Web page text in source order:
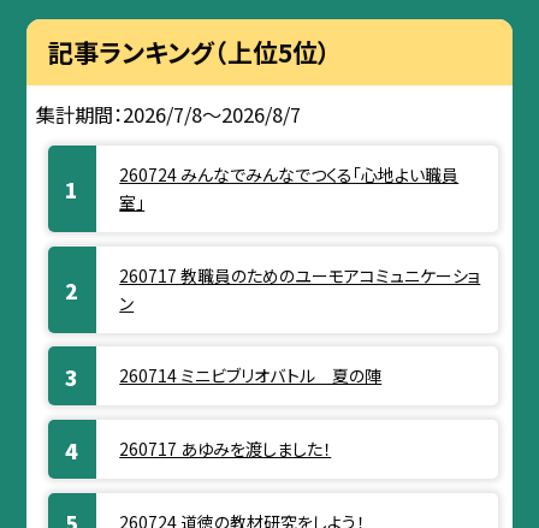
記事ランキング（上位5位）
集計期間：2026/7/8～2026/8/7
260724 みんなでみんなでつくる「心地よい職員
室」
260717 教職員のためのユーモアコミュニケーショ
ン
260714 ミニビブリオバトル 夏の陣
260717 あゆみを渡しました！
260724 道徳の教材研究をしよう！